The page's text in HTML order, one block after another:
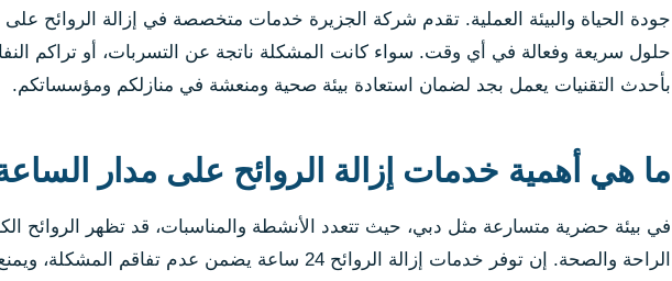
جودة الحياة والبيئة العملية. تقدم شركة الجزيرة خدمات متخصصة في إزالة الروائح
حلول سريعة وفعالة في أي وقت. سواء كانت المشكلة ناتجة عن التسربات، أو تراكم
بأحدث التقنيات يعمل بجد لضمان استعادة بيئة صحية ومنعشة في منازلكم ومؤسساتكم.
ما هي أهمية خدمات إزالة الروائح على مدار
في بيئة حضرية متسارعة مثل دبي، حيث تتعدد الأنشطة والمناسبات، قد تظهر الروائح
الراحة والصحة. إن توفر خدمات إزالة الروائح 24 ساعة